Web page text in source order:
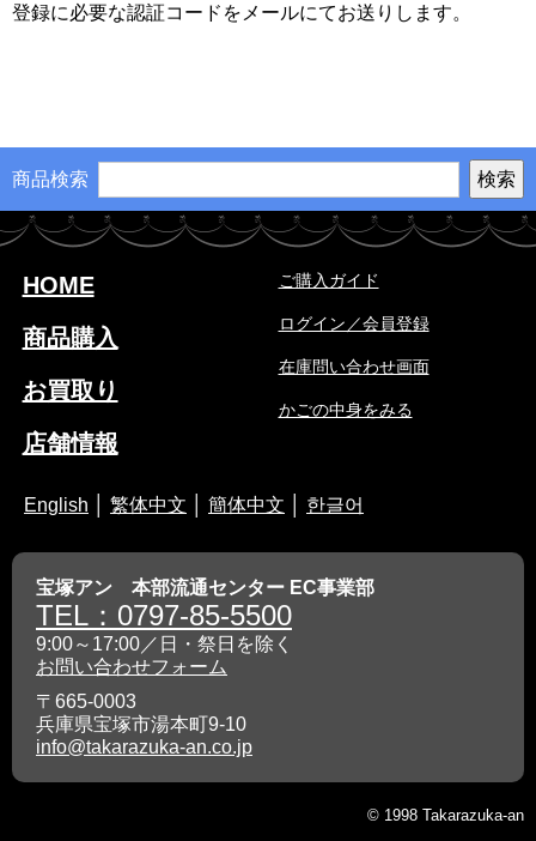
登録に必要な認証コードをメールにてお送りします。
商品検索
HOME
商品購入
お買取り
店舗情報
ご購入ガイド
ログイン／会員登録
在庫問い合わせ画面
かごの中身をみる
English 繁体中文 簡体中文 한글어
宝塚アン 本部流通センター EC事業部
TEL：0797-85-5500
9:00～17:00／日・祭日を除く
お問い合わせフォーム
〒665-0003
兵庫県宝塚市湯本町9-10
info@takarazuka-an.co.jp
© 1998 Takarazuka-an